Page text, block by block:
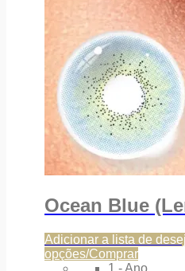
Ocean Blue
Adicionar a lista de
opções/Comprar
1 - Ano